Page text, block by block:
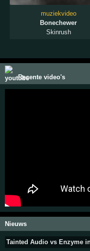
muziekvideo
Bonechewer
Skinrush
Recente video's
Nieuws
Tainted Audio vs Enzyme